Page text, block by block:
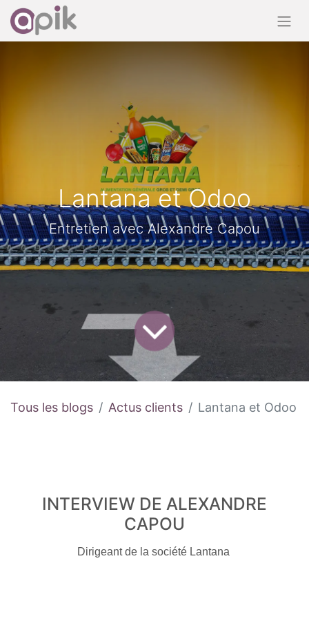
Lantana et Odoo
Entretien avec Alexandre Capou
Tous les blogs Actus clients Lantana et Odoo
INTERVIEW DE ALEXANDRE
CAPOU
Dirigeant de la société Lantana